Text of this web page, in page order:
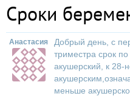
Сроки
Анастасия
Добрый день, с
триместра срок
акушерский, к 28-
меньше